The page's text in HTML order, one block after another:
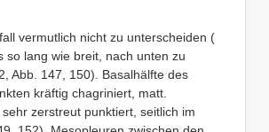
vermutlich nicht zu unterscheiden (
so lang wie breit, nach unten zu
Abb. 147, 150). Basalhälfte des
kräftig chagriniert, matt.
zerstreut punktiert, seitlich im